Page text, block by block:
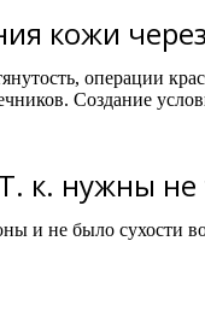
кожи
операции
Создание
к. нужны не
и не было сухости